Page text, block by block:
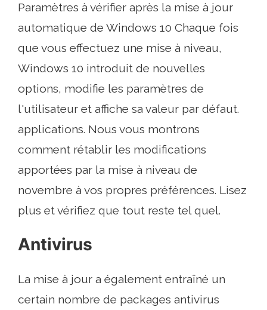
Paramètres à vérifier après la mise à jour
automatique de Windows 10 Chaque fois
que vous effectuez une mise à niveau,
Windows 10 introduit de nouvelles
options, modifie les paramètres de
l'utilisateur et affiche sa valeur par défaut.
applications. Nous vous montrons
comment rétablir les modifications
apportées par la mise à niveau de
novembre à vos propres préférences. Lisez
plus et vérifiez que tout reste tel quel.
Antivirus
La mise à jour a également entraîné un
certain nombre de packages antivirus